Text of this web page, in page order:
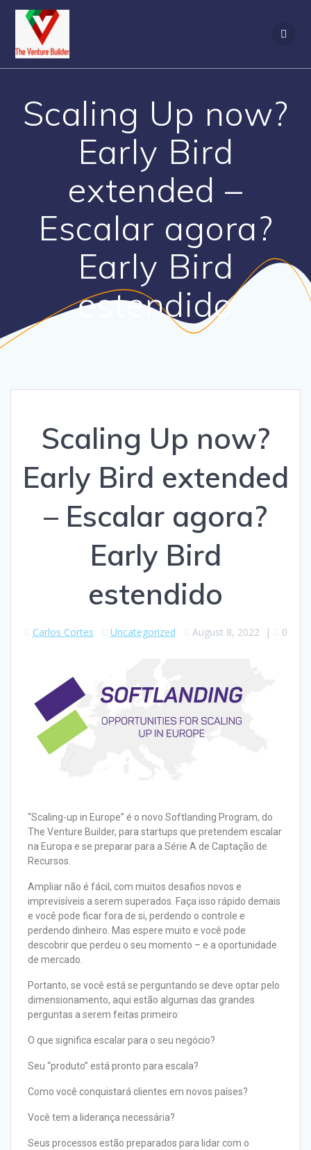
Scaling Up now?
Early Bird
extended –
Escalar agora?
Early Bird
estendido
Scaling Up now?
Early Bird extended
– Escalar agora?
Early Bird
estendido
Carlos Cortes Uncategorized August 8, 2022| 0
“Scaling-up in Europe” é o novo Softlanding Program, do
The Venture Builder, para startups que pretendem escalar
na Europa e se preparar para a Série A de Captação de
Recursos.
Ampliar não é fácil, com muitos desafios novos e
imprevisíveis a serem superados. Faça isso rápido demais
e você pode ficar fora de si, perdendo o controle e
perdendo dinheiro. Mas espere muito e você pode
descobrir que perdeu o seu momento – e a oportunidade
de mercado.
Portanto, se você está se perguntando se deve optar pelo
dimensionamento, aqui estão algumas das grandes
perguntas a serem feitas primeiro:
O que significa escalar para o seu negócio?
Seu “produto” está pronto para escala?
Como você conquistará clientes em novos países?
Você tem a liderança necessária?
Seus processos estão preparados para lidar com o